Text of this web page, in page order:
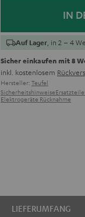
IN
Auf Lager , in 2 – 4
Sicher einkaufen mit 8
inkl. kostenlosem
Hersteller: Teufel
SicherheitshinweiseErsatzteile
Elektrogeräte Rücknahme
LIEFERUMFANG